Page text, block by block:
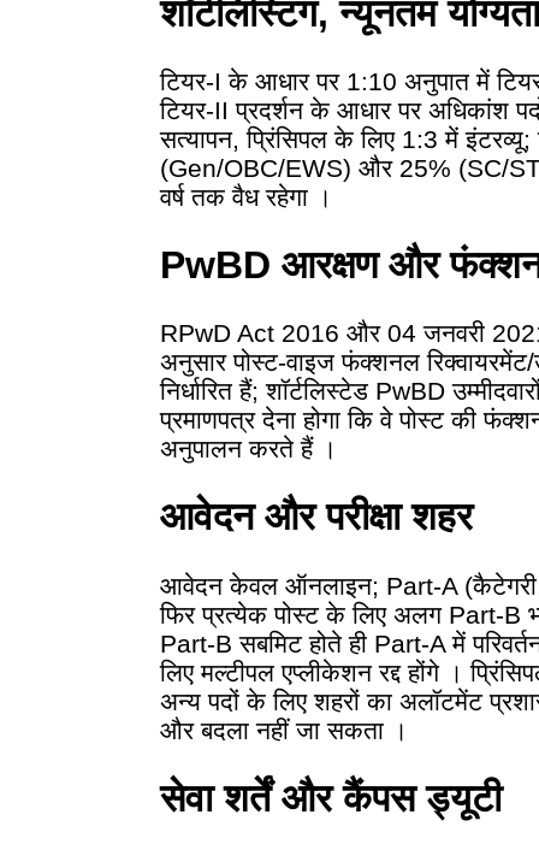
शॉर्टलिस्टिंग, न्यूनतम
टियर-I के आधार पर 1:10 अनुपात में
टियर-II प्रदर्शन के आधार पर अधिकांश
सत्यापन, प्रिंसिपल के लिए 1:3 में
(Gen/OBC/EWS) और 25% (SC/
वर्ष तक वैध रहेगा ।
PwBD आरक्षण और
RPwD Act 2016 और 04 जनवरी
अनुसार पोस्ट-वाइज फंक्शनल रिक्वायरमेंट/
निर्धारित हैं; शॉर्टलिस्टेड PwBD
प्रमाणपत्र देना होगा कि वे पोस्ट की
अनुपालन करते हैं ।
आवेदन और परीक्षा शहर
आवेदन केवल ऑनलाइन; Part-A
फिर प्रत्येक पोस्ट के लिए अलग Part-B
Part-B सबमिट होते ही Part-A में
लिए मल्टीपल एप्लीकेशन रद्द होंगे ।
अन्य पदों के लिए शहरों का अलॉटमेंट
और बदला नहीं जा सकता ।
सेवा शर्तें और कैंपस ड्यूटी